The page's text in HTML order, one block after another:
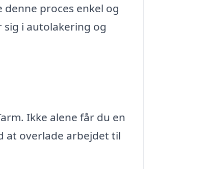
proces enkel og
i autolakering og
Ikke alene får du en
at overlade arbejdet til